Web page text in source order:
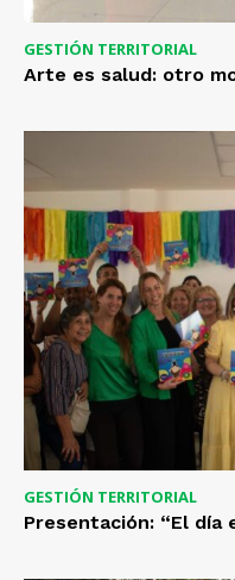
GESTIÓN TERRITORIAL
Arte es salud: otro
GESTIÓN TERRITORIAL
Presentación: “El día